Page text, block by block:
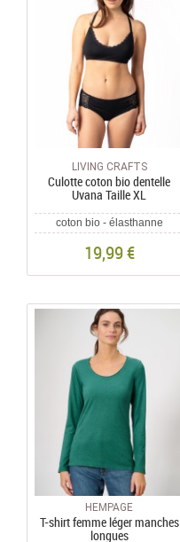
LIVING CRAFTS
Culotte coton bio dentelle
Uvana Taille XL
coton bio - élasthanne
19,99 €
HEMPAGE
T-shirt femme léger manches
longues